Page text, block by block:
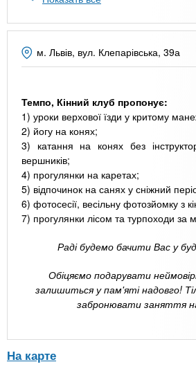
n
t
s
n
з
Онлайн курсы
Темпо, Кінний клуб​ пропонує:
1) уроки верхової їзди у критому
2) йогу на конях;
3) катання на конях без
вершників;
4) прогулянки на каретах;
5) відпочинок на санях у сніжний
6) фотосесії, весільну фотозйомку з
7) прогулянки лісом та турпоходи за
Раді будемо бачити Вас у
Обіцяємо подарувати
залишиться у пам'яті надовго!
забронювати заняття
м. Львів, вул. Клепарівська, 39а
На карте